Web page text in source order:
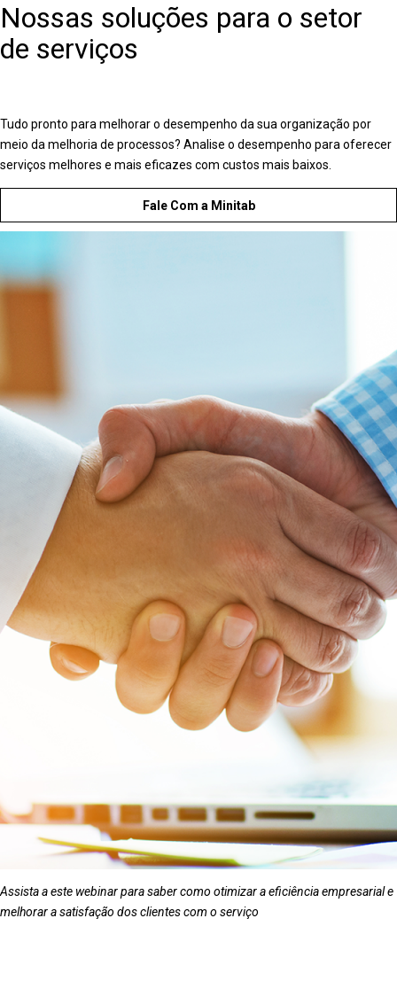
Nossas soluções para o setor
de serviços
Tudo pronto para melhorar o desempenho da sua organização por
meio da melhoria de processos? Analise o desempenho para oferecer
serviços melhores e mais eficazes com custos mais baixos.
Fale Com a Minitab
Assista a este webinar para saber como otimizar a eficiência empresarial e
melhorar a satisfação dos clientes com o serviço